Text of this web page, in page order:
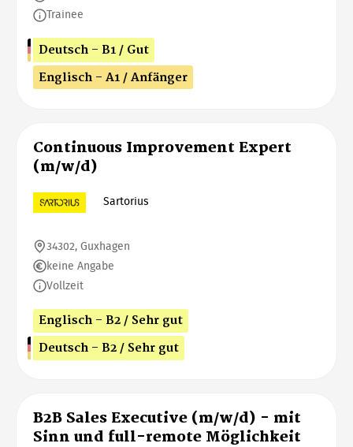
Trainee
Deutsch - B1 / Gut
Englisch - A1 / Anfänger
Continuous Improvement Expert
(m/w/d)
Sartorius
34302, Guxhagen
keine Angabe
Vollzeit
Englisch - B2 / Sehr gut
Deutsch - B2 / Sehr gut
B2B Sales Executive (m/w/d) - mit
Sinn und full-remote Möglichkeit